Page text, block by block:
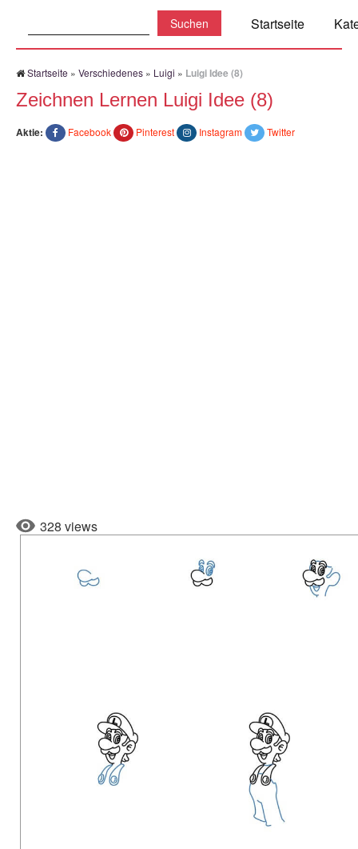
Startseite
Startseite » Verschiedenes » Luigi » Luigi Idee (8)
Zeichnen Lernen Luigi Idee (8)
Aktie: Facebook Pinterest Instagram Twitter
328 views